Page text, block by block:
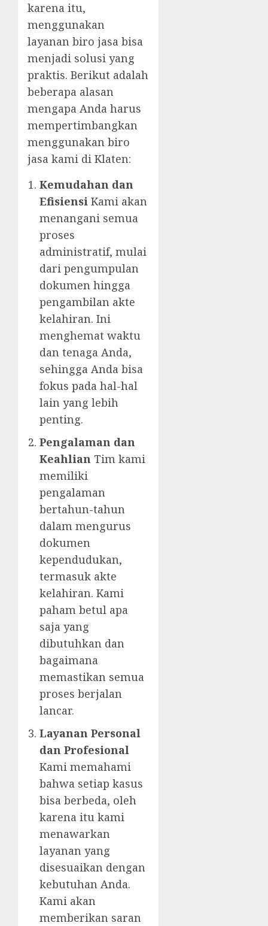
karena itu,
menggunakan
layanan biro jasa bisa
menjadi solusi yang
praktis. Berikut adalah
beberapa alasan
mengapa Anda harus
mempertimbangkan
menggunakan biro
jasa kami di Klaten:
Kemudahan dan
Efisiensi Kami akan
menangani semua
proses
administratif, mulai
dari pengumpulan
dokumen hingga
pengambilan akte
kelahiran. Ini
menghemat waktu
dan tenaga Anda,
sehingga Anda bisa
fokus pada hal-hal
lain yang lebih
penting.
Pengalaman dan
Keahlian Tim kami
memiliki
pengalaman
bertahun-tahun
dalam mengurus
dokumen
kependudukan,
termasuk akte
kelahiran. Kami
paham betul apa
saja yang
dibutuhkan dan
bagaimana
memastikan semua
proses berjalan
lancar.
Layanan Personal
dan Profesional
Kami memahami
bahwa setiap kasus
bisa berbeda, oleh
karena itu kami
menawarkan
layanan yang
disesuaikan dengan
kebutuhan Anda.
Kami akan
memberikan saran